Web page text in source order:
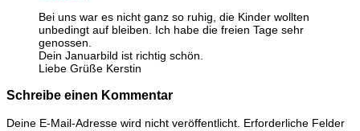
Bei uns war es nicht ganz so ruhig, die Kinder wollten
unbedingt auf bleiben. Ich habe die freien Tage sehr
genossen.
Dein Januarbild ist richtig schön.
Liebe Grüße Kerstin
Schreibe einen Kommentar
Deine E-Mail-Adresse wird nicht veröffentlicht. Erforderliche Felder